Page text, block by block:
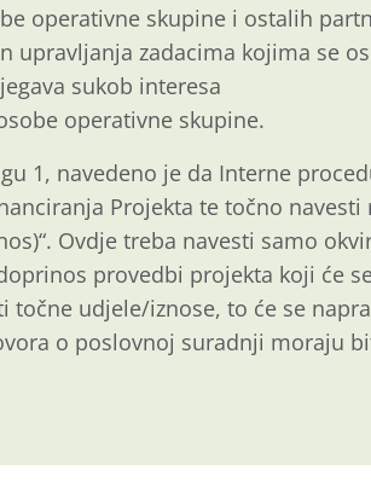
operativne skupine i ostalih
upravljanja zadacima kojima se
sukob interesa
operativne skupine.
1, navedeno je da Interne
Projekta te točno
Ovdje treba navesti samo
provedbi projekta koji će
točne udjele/iznose, to će se
o poslovnoj suradnji moraju